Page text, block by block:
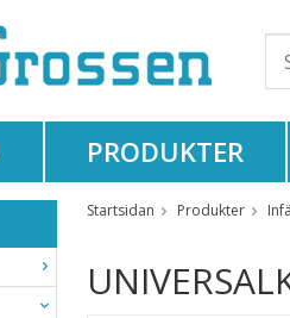
PRODUKTER
Startsidan Produkter